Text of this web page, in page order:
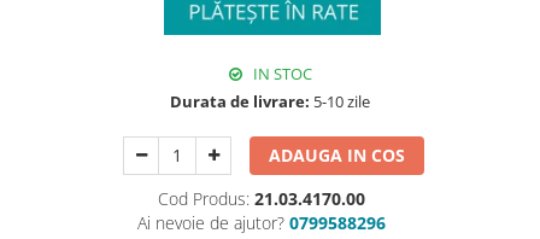
IN STOC
Durata de livrare: 5-10 zile
ADAUGA IN COS
Cod Produs: 21.03.4170.00
Ai nevoie de ajutor? 0799588296